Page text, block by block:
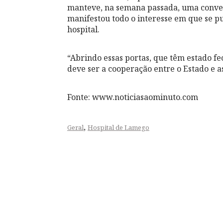
manteve, na semana passada, uma
manifestou todo o interesse em que se
hospital.
“Abrindo essas portas, que têm estado
deve ser a cooperação entre o Estado e
Fonte: www.noticiasaominuto.com
Geral, Hospital de Lamego